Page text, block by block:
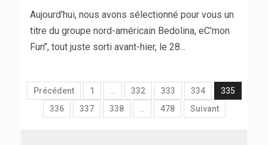
Aujourd'hui, nous avons sélectionné pour vous un
titre du groupe nord-américain Bedolina, eC'mon
Fun", tout juste sorti avant-hier, le 28...
Précédent 1 332 333 334
335
336
337 338 478 Suivant